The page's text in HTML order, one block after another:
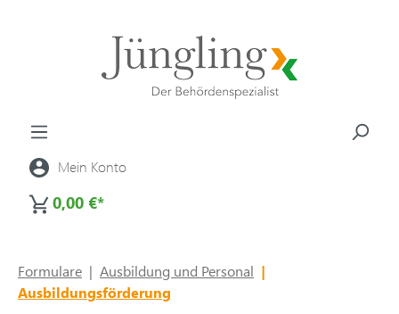
Mein Konto
0,00 €*
Formulare | Ausbildung und Personal |
Ausbildungsförderung